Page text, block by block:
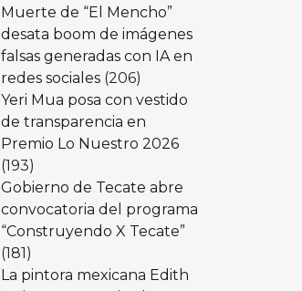
Muerte de “El Mencho”
desata boom de imágenes
falsas generadas con IA en
redes sociales (206)
Yeri Mua posa con vestido
de transparencia en
Premio Lo Nuestro 2026
(193)
Gobierno de Tecate abre
convocatoria del programa
“Construyendo X Tecate”
(181)
La pintora mexicana Edith